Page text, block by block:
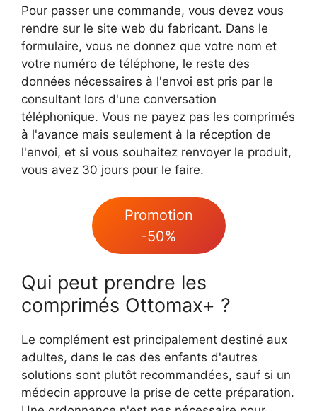
Pour passer une commande, vous devez vous
rendre sur le site web du fabricant. Dans le
formulaire, vous ne donnez que votre nom et
votre numéro de téléphone, le reste des
données nécessaires à l'envoi est pris par le
consultant lors d'une conversation
téléphonique. Vous ne payez pas les comprimés
à l'avance mais seulement à la réception de
l'envoi, et si vous souhaitez renvoyer le produit,
vous avez 30 jours pour le faire.
Promotion
-50%
Qui peut prendre les
comprimés Ottomax+ ?
Le complément est principalement destiné aux
adultes, dans le cas des enfants d'autres
solutions sont plutôt recommandées, sauf si un
médecin approuve la prise de cette préparation.